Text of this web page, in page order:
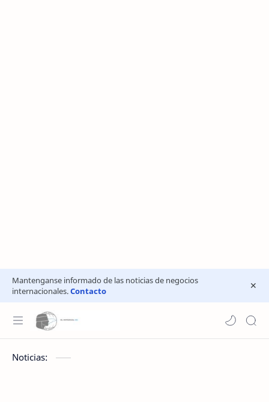
Mantenganse informado de las noticias de negocios
internacionales.Contacto
Noticias: